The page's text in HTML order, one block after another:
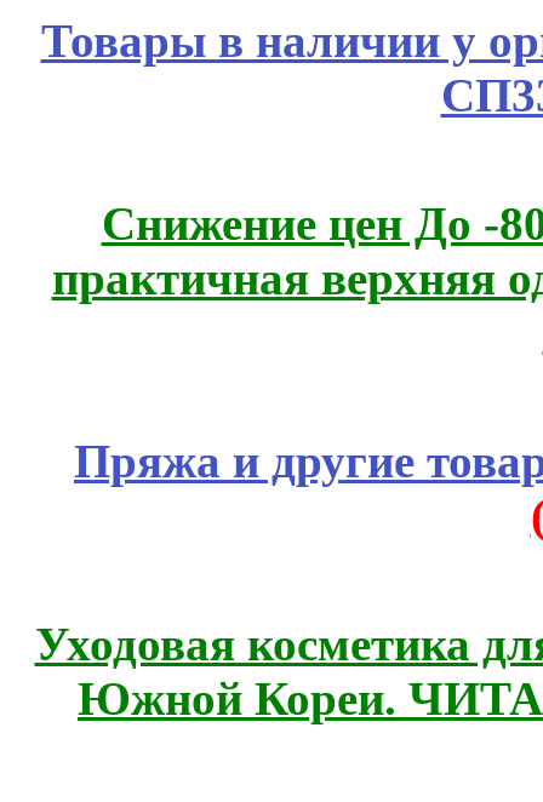
Товары в наличии у
Снижение цен До -
практичная верхняя
Пряжа и другие
Уходовая косметика
Южной Кореи.